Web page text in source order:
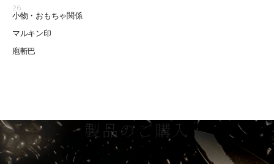
26
小物・おもちゃ関係
マルキン印
庖斬巴
製品のご購入